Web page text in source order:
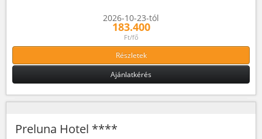
2026-10-23-tól
183.400
Ft/fő
Részletek
Ajánlatkérés
Preluna Hotel ****